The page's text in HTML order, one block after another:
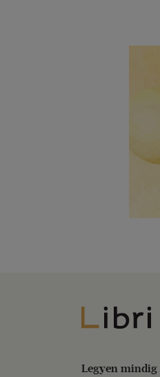
Legyen mindig